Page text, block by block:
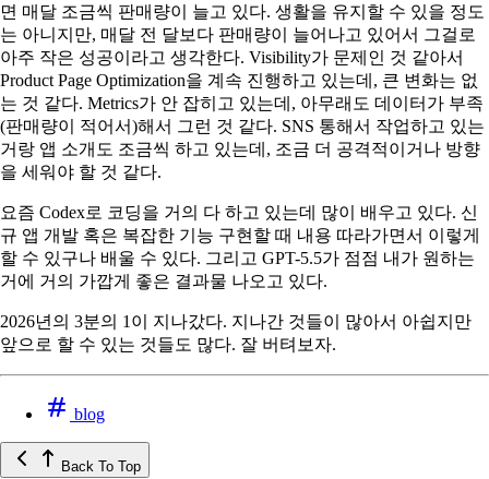
면 매달 조금씩 판매량이 늘고 있다. 생활을 유지할 수 있을 정도
는 아니지만, 매달 전 달보다 판매량이 늘어나고 있어서 그걸로
아주 작은 성공이라고 생각한다. Visibility가 문제인 것 같아서
Product Page Optimization을 계속 진행하고 있는데, 큰 변화는 없
는 것 같다. Metrics가 안 잡히고 있는데, 아무래도 데이터가 부족
(판매량이 적어서)해서 그런 것 같다. SNS 통해서 작업하고 있는
거랑 앱 소개도 조금씩 하고 있는데, 조금 더 공격적이거나 방향
을 세워야 할 것 같다.
요즘 Codex로 코딩을 거의 다 하고 있는데 많이 배우고 있다. 신
규 앱 개발 혹은 복잡한 기능 구현할 때 내용 따라가면서 이렇게
할 수 있구나 배울 수 있다. 그리고 GPT-5.5가 점점 내가 원하는
거에 거의 가깝게 좋은 결과물 나오고 있다.
2026년의 3분의 1이 지나갔다. 지나간 것들이 많아서 아쉽지만
앞으로 할 수 있는 것들도 많다. 잘 버텨보자.
blog
Back To Top